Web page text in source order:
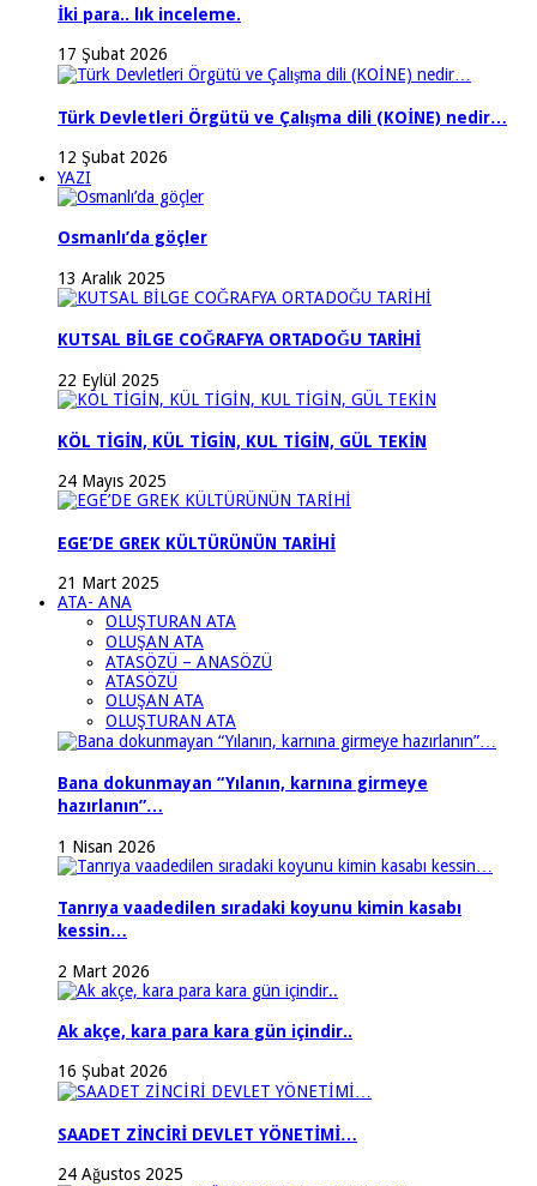
İki para.. lık inceleme.
17 Şubat 2026
Türk Devletleri Örgütü ve Çalışma dili (KOİNE) nedir…
12 Şubat 2026
YAZI
Osmanlı’da göçler
13 Aralık 2025
KUTSAL BİLGE COĞRAFYA ORTADOĞU TARİHİ
22 Eylül 2025
KÖL TİGİN, KÜL TİGİN, KUL TİGİN, GÜL TEKİN
24 Mayıs 2025
EGE’DE GREK KÜLTÜRÜNÜN TARİHİ
21 Mart 2025
ATA- ANA
OLUŞTURAN ATA
OLUŞAN ATA
ATASÖZÜ – ANASÖZÜ
ATASÖZÜ
OLUŞAN ATA
OLUŞTURAN ATA
Bana dokunmayan “Yılanın, karnına girmeye
hazırlanın”…
1 Nisan 2026
Tanrıya vaadedilen sıradaki koyunu kimin kasabı
kessin…
2 Mart 2026
Ak akçe, kara para kara gün içindir..
16 Şubat 2026
SAADET ZİNCİRİ DEVLET YÖNETİMİ…
24 Ağustos 2025